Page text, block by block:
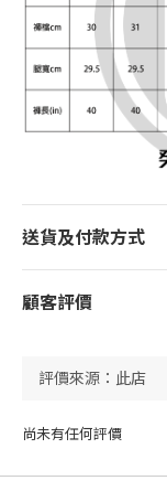
送貨及付款方式
顧客評價
尚未有任何評價